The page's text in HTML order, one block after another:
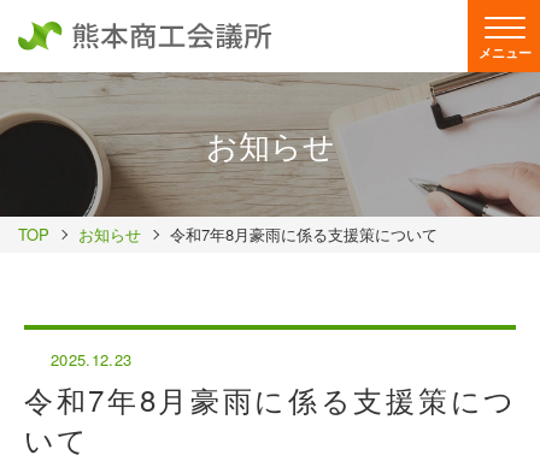
メニュー
お知らせ
TOP お知らせ 令和7年8月豪雨に係る支援策について
2025.12.23
令和7年8月豪雨に係る支援策につ
いて